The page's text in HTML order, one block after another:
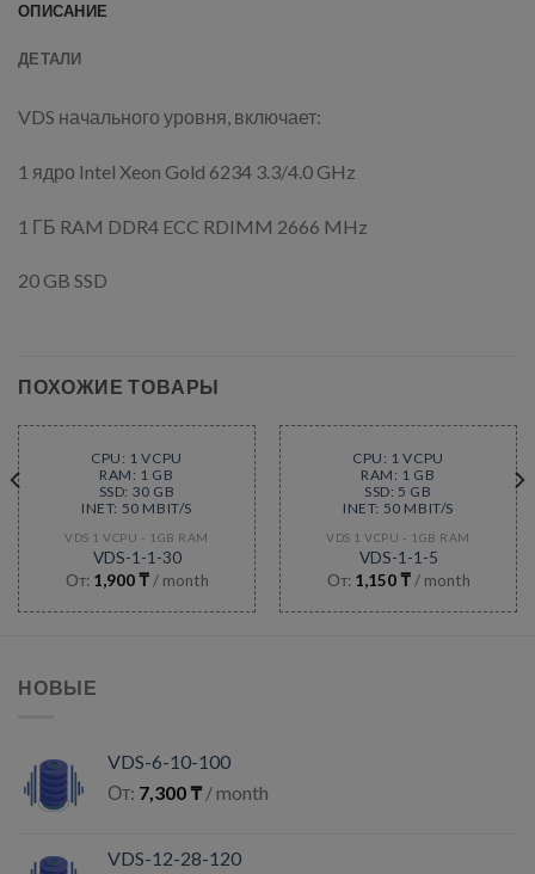
ОПИСАНИЕ
ДЕТАЛИ
VDS начального уровня, включает:
1 ядро Intel Xeon Gold 6234 3.3/4.0 GHz
1 ГБ RAM DDR4 ECC RDIMM 2666 MHz
20 GB SSD
ПОХОЖИЕ ТОВАРЫ
CPU: 1 VCPU
RAM: 1 GB
SSD: 30 GB
INET: 50 MBIT/S
VDS 1 VCPU - 1GB RAM
VDS-1-1-30
От: 1,900₸ / month
CPU: 1 VCPU
RAM: 1 GB
SSD: 5 GB
INET: 50 MBIT/S
VDS 1 VCPU - 1GB RAM
VDS-1-1-5
От: 1,150₸ / month
НОВЫЕ
VDS-6-10-100
От: 7,300₸ / month
VDS-12-28-120